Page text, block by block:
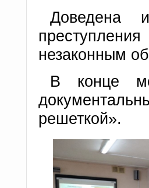
Доведена
незаконным
В конце
решеткой».